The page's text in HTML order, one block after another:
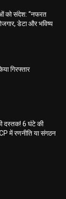
को संदेश: “नफरत
डेटा और भविष्य
गिरफ्तार
की दस्तक! 6 घंटे की
में रणनीति या संगठन